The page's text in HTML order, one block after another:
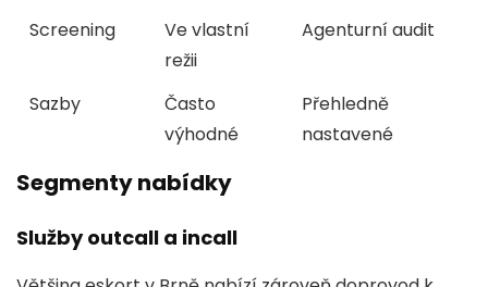
Screening
Ve vlastní
režii
Agenturní audit
Sazby
Často
výhodné
Přehledně
nastavené
Segmenty nabídky
Služby outcall a incall